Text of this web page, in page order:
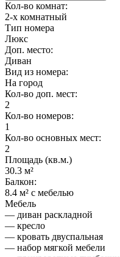
Кол-во комнат:
2-х комнатный
Тип номера
Люкс
Доп. место:
Диван
Вид из номера:
На город
Кол-во доп. мест:
2
Кол-во номеров:
1
Кол-во основных мест:
2
Площадь (кв.м.)
30.3 м²
Балкон:
8.4 м² с мебелью
Мебель
— диван раскладной
— кресло
— кровать двуспальная
— набор мягкой мебели